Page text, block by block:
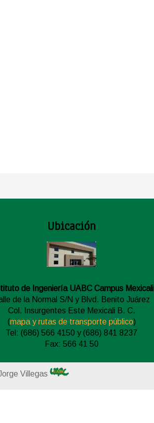
Ubicación
de Ingeniería UABC Campus Mexicali
de la Normal S/N y Blvd. Benito Juárez
Col. Insurgentes Este Mexicali B. C.
(mapa y rutas de transporte público)
Tel: (686) 566 4150 y (686) 841 8237
Fax: 566 41 50
Villegas